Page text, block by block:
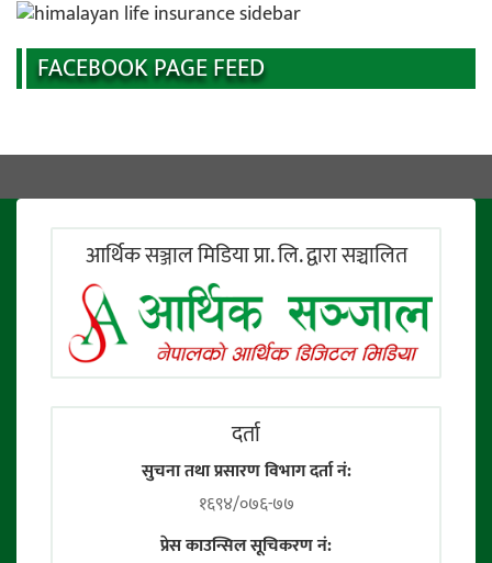
FACEBOOK PAGE FEED
आर्थिक सञ्जाल मिडिया प्रा. लि. द्वारा सञ्चालित
दर्ता
सुचना तथा प्रसारण विभाग दर्ता नं:
१६९४/०७६-७७
प्रेस काउन्सिल सूचिकरण नं: